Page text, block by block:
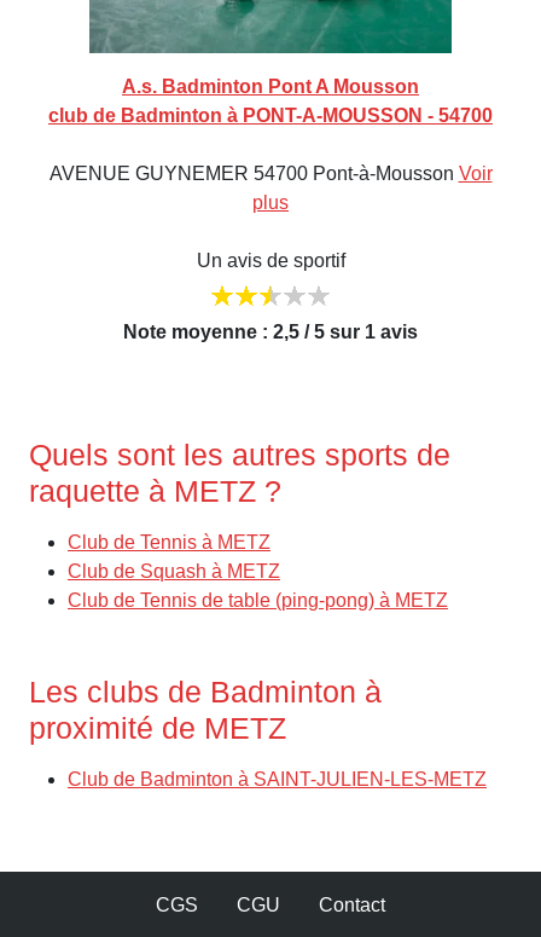
A.s. Badminton Pont A Mousson
club de Badminton à PONT-A-MOUSSON - 54700
AVENUE GUYNEMER 54700 Pont-à-Mousson Voir
plus
Un avis de sportif
Note moyenne : 2,5 / 5 sur 1 avis
Quels sont les autres sports de
raquette à METZ ?
Club de Tennis à METZ
Club de Squash à METZ
Club de Tennis de table (ping-pong) à METZ
Les clubs de Badminton à
proximité de METZ
Club de Badminton à SAINT-JULIEN-LES-METZ
CGS CGU Contact